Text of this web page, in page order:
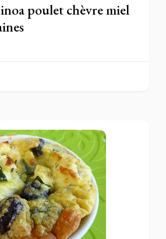
poulet chèvre miel